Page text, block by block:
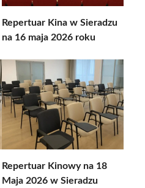
Repertuar Kina w Sieradzu
na 16 maja 2026 roku
Repertuar Kinowy na 18
Maja 2026 w Sieradzu